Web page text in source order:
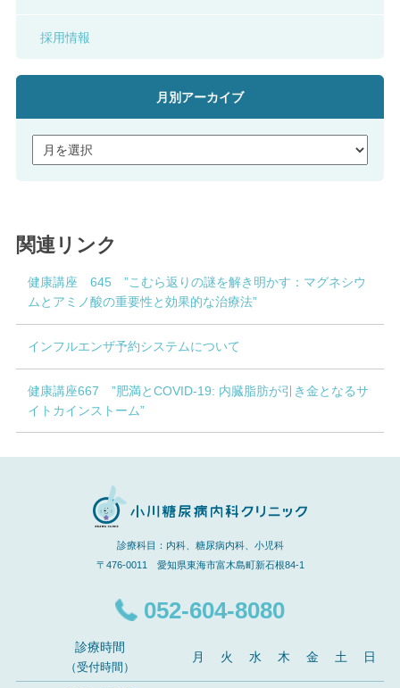
採用情報
月別アーカイブ
関連リンク
健康講座 645 ”こむら返りの謎を解き明かす：マグネシウ
ムとアミノ酸の重要性と効果的な治療法”
インフルエンザ予約システムについて
健康講座667 ”肥満とCOVID-19: 内臓脂肪が引き金となるサ
イトカインストーム”
診療科目：内科、糖尿病内科、小児科
〒476-0011 愛知県東海市富木島町新石根84-1
052-604-8080
診療時間
（受付時間）
月 火 水 木 金 土 日